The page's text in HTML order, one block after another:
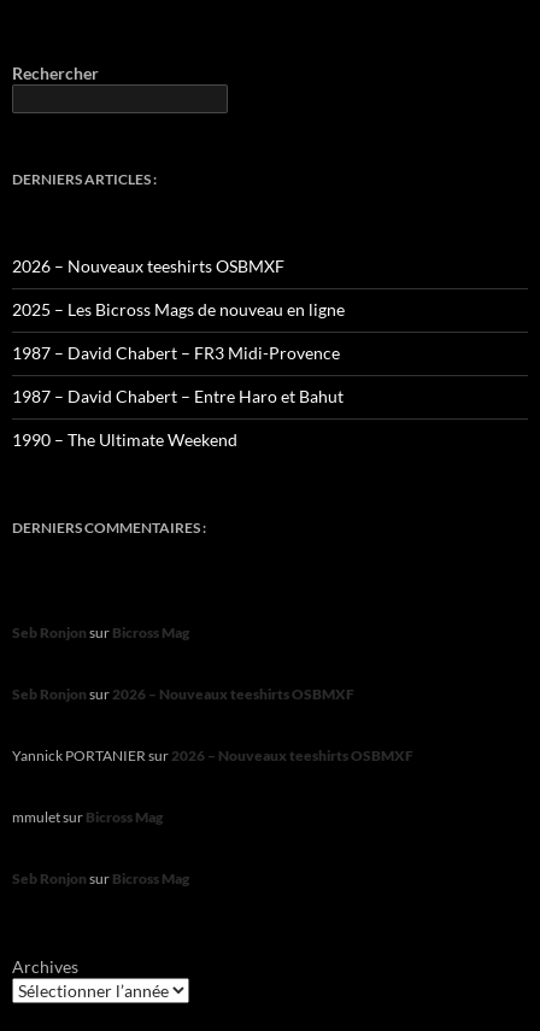
Rechercher
DERNIERS ARTICLES :
2026 – Nouveaux teeshirts OSBMXF
2025 – Les Bicross Mags de nouveau en ligne
1987 – David Chabert – FR3 Midi-Provence
1987 – David Chabert – Entre Haro et Bahut
1990 – The Ultimate Weekend
DERNIERS COMMENTAIRES :
Seb Ronjon sur Bicross Mag
Seb Ronjon sur 2026 – Nouveaux teeshirts OSBMXF
Yannick PORTANIER sur 2026 – Nouveaux teeshirts OSBMXF
mmuletsur Bicross Mag
Seb Ronjon sur Bicross Mag
Archives